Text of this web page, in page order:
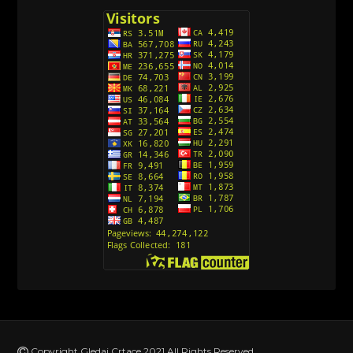
Avanture Kida Opasnost (Sinhronizovano na
Action Man (Sinhronizovano na Hrvatski)
Action Man (2000) Sinhronizovano na Hrvatski
Andjeoski Prijatelji (Sinhronizovano na Srpski)
Ajkuca (Sharkdog) Sinhronizovano na Srpski
Alvin i veverice (Alvinnn!!! And the Chipmunks)
Sinhronizovano na Srpski
Avanture Mačka u čizmama (Sinhronizovano na